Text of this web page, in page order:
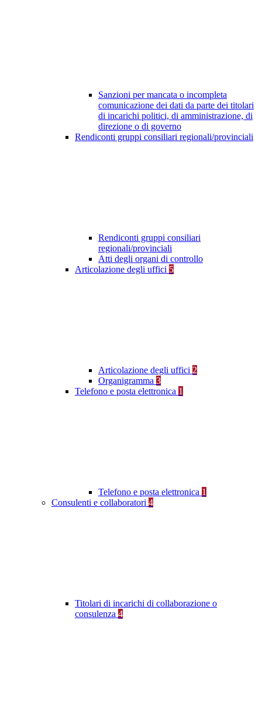
Sanzioni per mancata o incompleta
comunicazione dei dati da parte dei titolari
di incarichi politici, di amministrazione, di
direzione o di governo
Rendiconti gruppi consiliari regionali/provinciali
Rendiconti gruppi consiliari
regionali/provinciali
Atti degli organi di controllo
Articolazione degli uffici 5
Articolazione degli uffici 2
Organigramma 3
Telefono e posta elettronica 1
Telefono e posta elettronica 1
Consulenti e collaboratori 4
Titolari di incarichi di collaborazione o
consulenza 4